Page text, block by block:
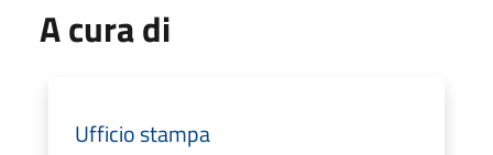
A cura di
Ufficio stampa